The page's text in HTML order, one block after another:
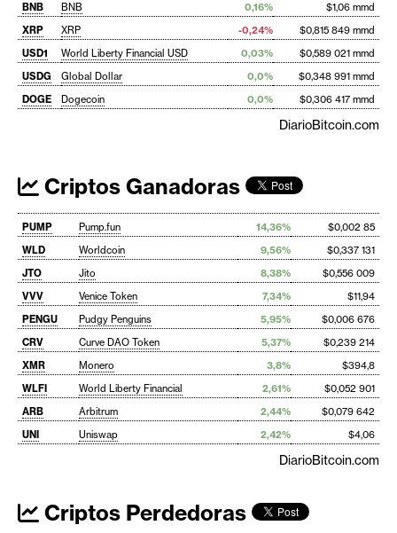
BNB
BNB 0,16%
$1,06 mmd
XRP
XRP -0,24%
$0,815 849 mmd
USD1
World Liberty Financial USD 0,03%
$0,589 021 mmd
USDG
Global Dollar 0,0%
$0,348 991 mmd
DOGE
Dogecoin 0,0% $0,306 417 mmd
DiarioBitcoin.com
Criptos Ganadoras
PUMP Pump.fun 14,36%
$0,002 85
WLD
Worldcoin 9,56%
$0,337 131
JTO
Jito 8,38%
$0,556 009
VVV
Venice Token 7,34%
$11,94
PENGU
Pudgy Penguins 5,95%
$0,006 676
CRV
Curve DAO Token 5,37%
$0,239 214
XMR
Monero 3,8%
$394,8
WLFI
World Liberty Financial 2,61%
$0,052 901
ARB
Arbitrum 2,44%
$0,079 642
UNI
Uniswap 2,42% $4,06
DiarioBitcoin.com
Criptos Perdedoras